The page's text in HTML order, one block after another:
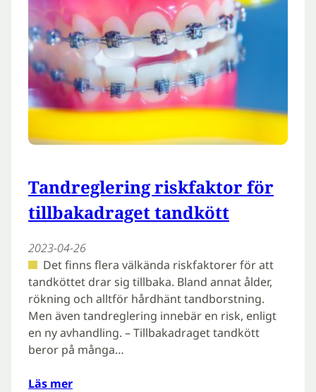
Tandreglering riskfaktor för
tillbakadraget tandkött
2023-04-26
Det finns flera välkända riskfaktorer för att
tandköttet drar sig tillbaka. Bland annat ålder,
rökning och alltför hårdhänt tandborstning.
Men även tandreglering innebär en risk, enligt
en ny avhandling. – Tillbakadraget tandkött
beror på många…
Läs mer